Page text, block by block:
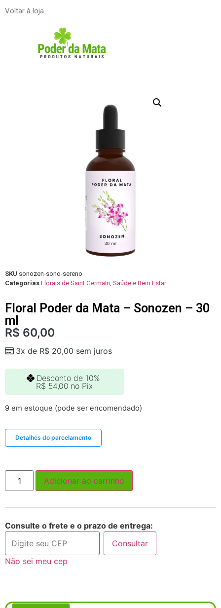
Voltar à loja
SKU sonozen-sono-sereno
Categorias Florais de Saint GermaIn Saúde e Bem Estar
Floral Poder da Mata – Sonozen – 30
ml
R$ 60,00
3x de R$ 20,00 sem juros
Desconto de 10%
R$ 54,00 no Pix
9 em estoque (pode ser encomendado)
Detalhes do parcelamento
Adicionar ao carrinho
Consulte o frete e o prazo de entrega:
Consultar
Não sei meu cep